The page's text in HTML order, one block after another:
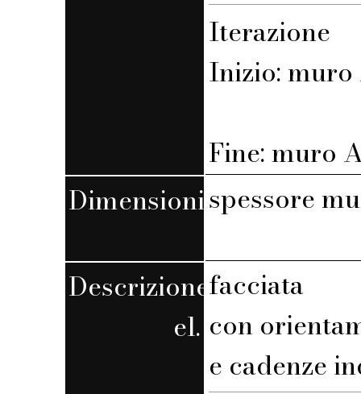
Iterazione
Inizio: muro
Fine: muro
Dimensionispessore
Descrizione
el.
facciata
con
e cadenze